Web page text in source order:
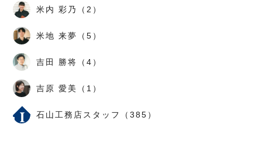
米内 彩乃（2）
米地 来夢（5）
吉田 勝将（4）
吉原 愛美（1）
石山工務店スタッフ（385）